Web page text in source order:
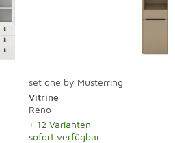
set one by Musterring
Vitrine
Reno
+ 12 Varianten
sofort verfügbar